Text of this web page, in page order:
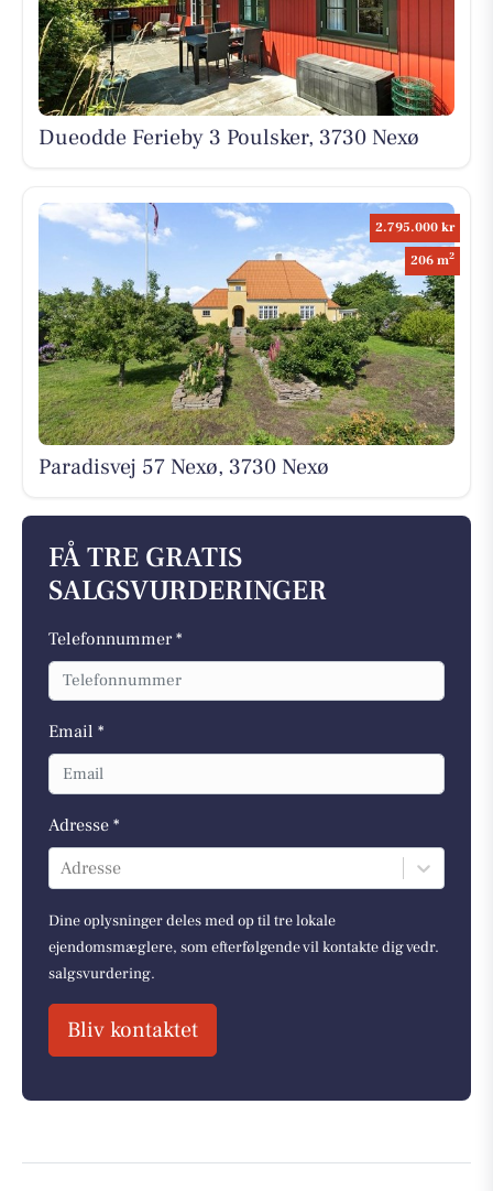
Dueodde Ferieby 3 Poulsker, 3730 Nexø
2.795.000 kr
206 m2
Paradisvej 57 Nexø, 3730 Nexø
FÅ TRE GRATIS
SALGSVURDERINGER
Telefonnummer *
Email *
Adresse *
Adresse
Dine oplysninger deles med op til tre lokale
ejendomsmæglere, som efterfølgende vil kontakte dig vedr.
salgsvurdering.
Bliv kontaktet